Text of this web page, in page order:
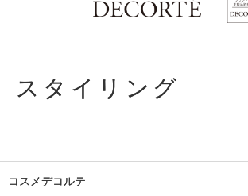
コスメデコルテ
スタイリング